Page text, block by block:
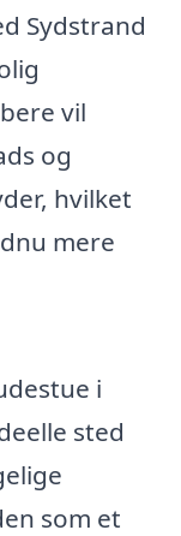
Sydstrand
vil
og
hvilket
mere
i
sted
som et